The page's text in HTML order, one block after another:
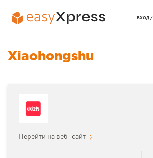
Xiaohongshu
Перейти на веб- сайт
ВХОД /